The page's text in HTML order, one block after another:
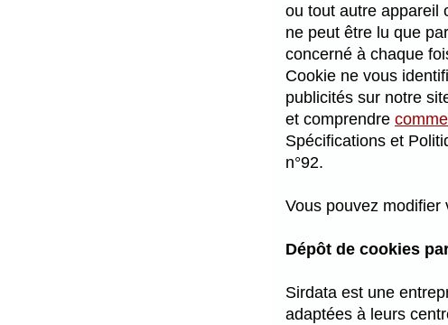
ou tout autre appareil
ne peut être lu que
concerné à chaque
Cookie ne vous
publicités sur notre
et comprendre
Spécifications et
n°92.
Vous pouvez modifier
Dépôt de cookies
Sirdata est une
adaptées à leurs